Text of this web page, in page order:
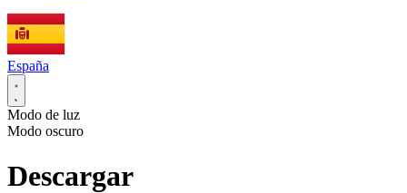
España
Modo de luz
Modo oscuro
Descargar